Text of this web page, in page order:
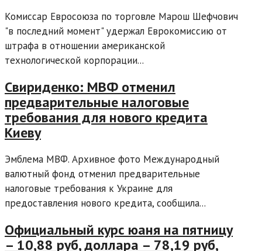
Комиссар Евросоюза по торговле Марош Шефчович
"в последний момент" удержал Еврокомиссию от
штрафа в отношении американской
технологической корпорации...
Свириденко: МВФ отменил
предварительные налоговые
требования для нового кредита
Киеву
Эмблема МВФ. Архивное фото Международный
валютный фонд отменил предварительные
налоговые требования к Украине для
предоставления нового кредита, сообщила...
Официальный курс юаня на пятницу
– 10,88 руб, доллара – 78,19 руб,